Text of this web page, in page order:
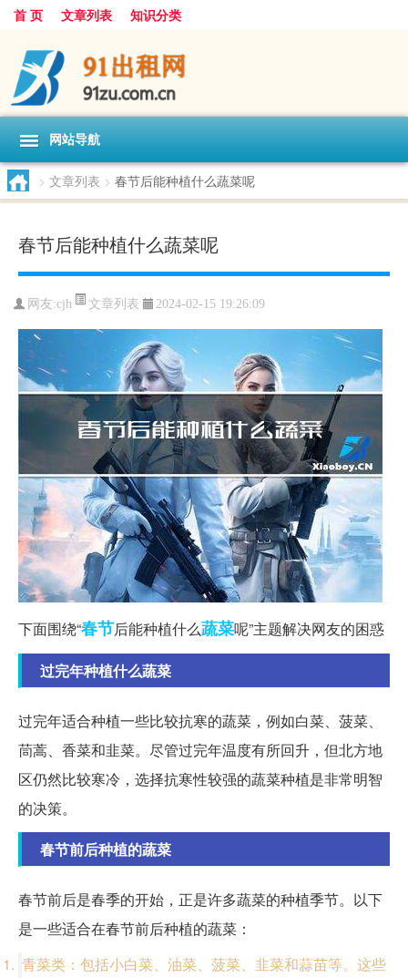
首 页 文章列表 知识分类
网站导航
> 文章列表 > 春节后能种植什么蔬菜呢
春节后能种植什么蔬菜呢
网友:cjh 文章列表 2024-02-15 19:26:09
下面围绕“春节后能种植什么蔬菜呢”主题解决网友的困惑
过完年种植什么蔬菜
过完年适合种植一些比较抗寒的蔬菜，例如白菜、菠菜、
茼蒿、香菜和韭菜。尽管过完年温度有所回升，但北方地
区仍然比较寒冷，选择抗寒性较强的蔬菜种植是非常明智
的决策。
春节前后种植的蔬菜
春节前后是春季的开始，正是许多蔬菜的种植季节。以下
是一些适合在春节前后种植的蔬菜：
青菜类：包括小白菜、油菜、菠菜、韭菜和蒜苗等。这些